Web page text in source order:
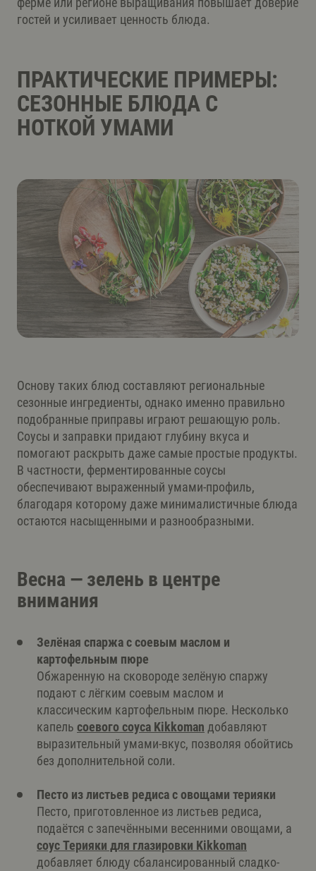
гостей и усиливает ценность блюда.
ПРАКТИЧЕСКИЕ ПРИМЕРЫ:
СЕЗОННЫЕ БЛЮДА С
НОТКОЙ УМАМИ
Основу таких блюд составляют региональные
сезонные ингредиенты, однако именно правильно
подобранные приправы играют решающую роль.
Соусы и заправки придают глубину вкуса и
помогают раскрыть даже самые простые продукты.
В частности, ферментированные соусы
обеспечивают выраженный умами-профиль,
благодаря которому даже минималистичные блюда
остаются насыщенными и разнообразными.
Весна — зелень в центре
внимания
Зелёная спаржа с соевым маслом и
картофельным пюре
Обжаренную на сковороде зелёную спаржу
подают с лёгким соевым маслом и
классическим картофельным пюре. Несколько
капель соевого соуса Kikkoman добавляют
выразительный умами-вкус, позволяя обойтись
без дополнительной соли.
Песто из листьев редиса с овощами терияки
Песто, приготовленное из листьев редиса,
подаётся с запечёнными весенними овощами, а
соус Терияки для глазировки Kikkoman
добавляет блюду сбалансированный сладко-